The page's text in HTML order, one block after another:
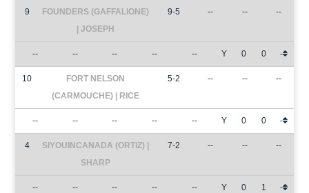
9
FOUNDERS (GAFFALIONE)
| JOSEPH
9-5 -- -- --
-- -- -- -- -- Y 0 0 -
10
FORT NELSON
(CARMOUCHE) | RICE
5-2 -- -- --
-- -- -- -- -- Y 0 0 -
4
SIYOUINCANADA (ORTIZ) |
SHARP
7-2 -- -- --
-- -- -- -- -- Y 0 1 -